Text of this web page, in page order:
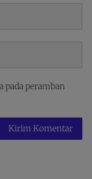
pada peramban